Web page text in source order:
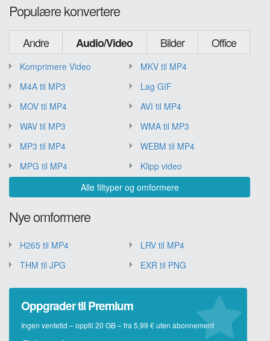
Populære konvertere
Andre Audio/Video Bilder Office
Komprimere Video
MKV til MP4
M4A til MP3
Lag GIF
MOV til MP4
AVI til MP4
WAV til MP3
WMA til MP3
MP3 til MP4
WEBM til MP4
MPG til MP4
Klipp video
Alle filtyper og omformere
Nye omformere
H265 til MP4
LRV til MP4
THM til JPG
EXR til PNG
Oppgrader til Premium
Ingen ventetid – opptil 20 GB – fra 5,99 € uten abonnement